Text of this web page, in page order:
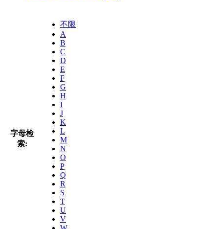
字母检
索:
不限
A
B
C
D
E
F
G
H
I
J
K
L
M
N
O
P
Q
R
S
T
U
V